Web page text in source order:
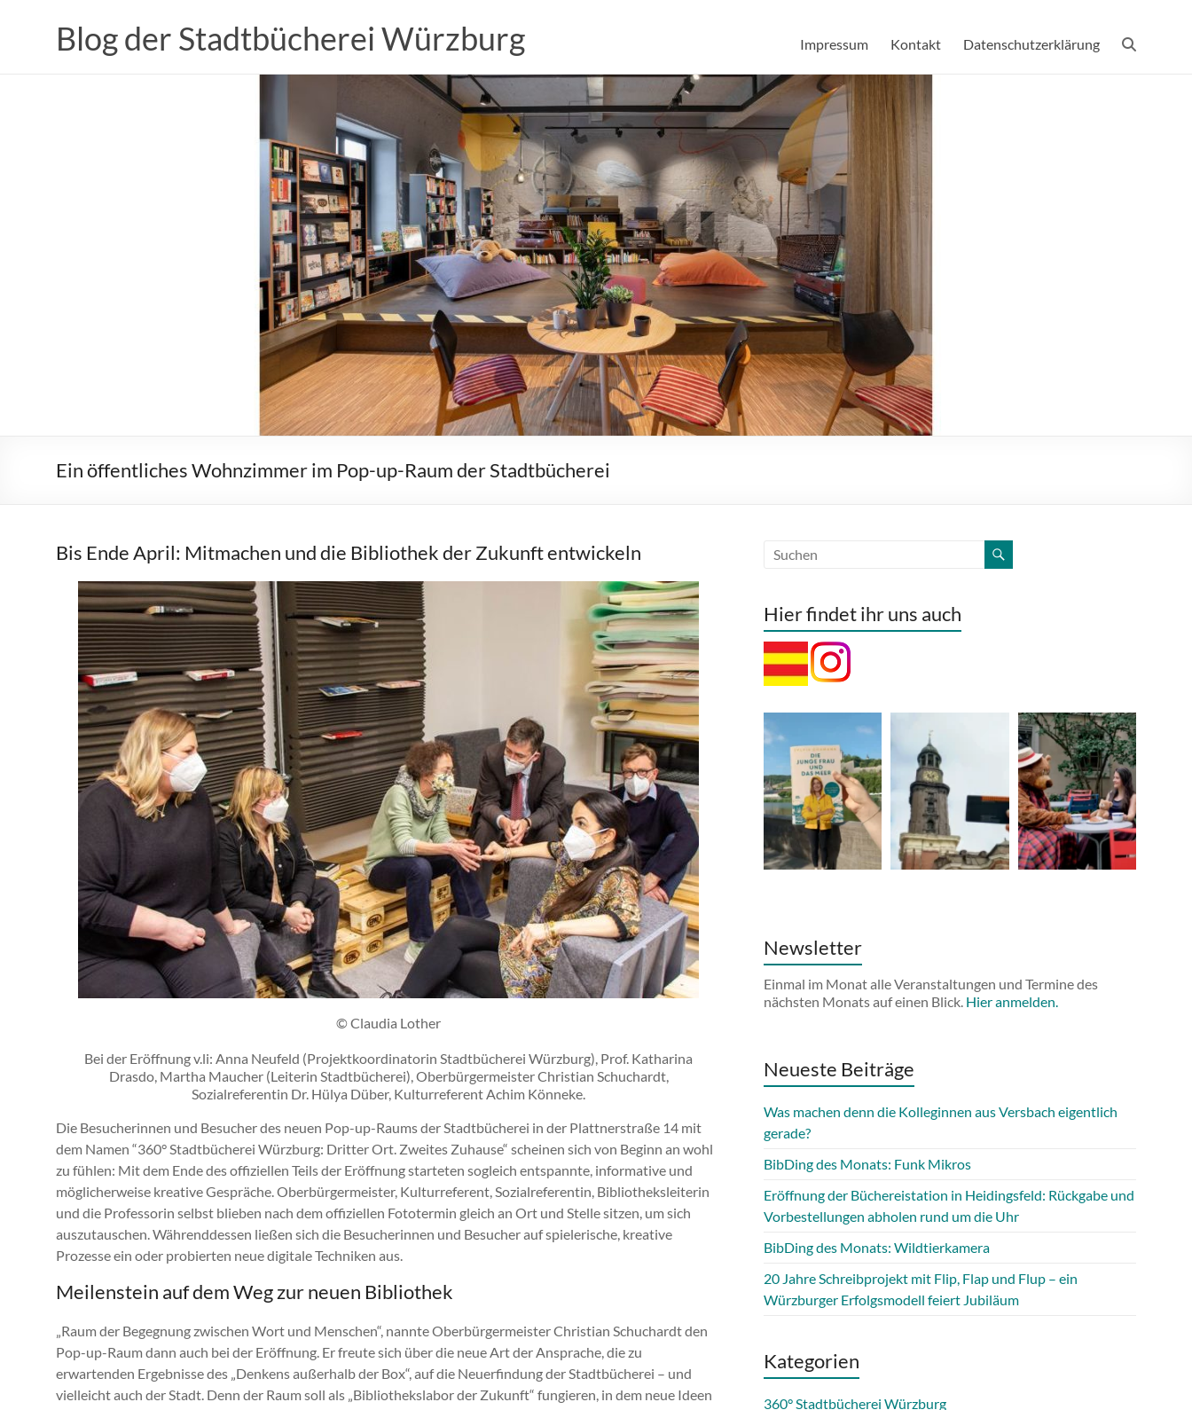
Blog der Stadtbücherei Würzburg Impressum Kontakt Datenschutzerklärung
Ein öffentliches Wohnzimmer im Pop-up-Raum der Stadtbücherei
Bis Ende April: Mitmachen und die Bibliothek der Zukunft entwickeln
© Claudia Lother
Bei der Eröffnung v.li: Anna Neufeld (Projektkoordinatorin Stadtbücherei Würzburg), Prof. Katharina
Drasdo, Martha Maucher (Leiterin Stadtbücherei), Oberbürgermeister Christian Schuchardt,
Sozialreferentin Dr. Hülya Düber, Kulturreferent Achim Könneke.
Die Besucherinnen und Besucher des neuen Pop-up-Raums der Stadtbücherei in der Plattnerstraße 14 mit
dem Namen “360° Stadtbücherei Würzburg: Dritter Ort. Zweites Zuhause“ scheinen sich von Beginn an wohl
zu fühlen: Mit dem Ende des offiziellen Teils der Eröffnung starteten sogleich entspannte, informative und
möglicherweise kreative Gespräche. Oberbürgermeister, Kulturreferent, Sozialreferentin, Bibliotheksleiterin
und die Professorin selbst blieben nach dem offiziellen Fototermin gleich an Ort und Stelle sitzen, um sich
auszutauschen. Währenddessen ließen sich die Besucherinnen und Besucher auf spielerische, kreative
Prozesse ein oder probierten neue digitale Techniken aus.
Meilenstein auf dem Weg zur neuen Bibliothek
„Raum der Begegnung zwischen Wort und Menschen“, nannte Oberbürgermeister Christian Schuchardt den
Pop-up-Raum dann auch bei der Eröffnung. Er freute sich über die neue Art der Ansprache, die zu
erwartenden Ergebnisse des „Denkens außerhalb der Box“, auf die Neuerfindung der Stadtbücherei – und
vielleicht auch der Stadt. Denn der Raum soll als „Bibliothekslabor der Zukunft“ fungieren, in dem neue Ideen
Hier findet ihr uns auch
Newsletter
Einmal im Monat alle Veranstaltungen und Termine des
nächsten Monats auf einen Blick. Hier anmelden.
Neueste Beiträge
Was machen denn die Kolleginnen aus Versbach eigentlich
gerade?
BibDing des Monats: Funk Mikros
Eröffnung der Büchereistation in Heidingsfeld: Rückgabe und
Vorbestellungen abholen rund um die Uhr
BibDing des Monats: Wildtierkamera
20 Jahre Schreibprojekt mit Flip, Flap und Flup – ein
Würzburger Erfolgsmodell feiert Jubiläum
Kategorien
360° Stadtbücherei Würzburg